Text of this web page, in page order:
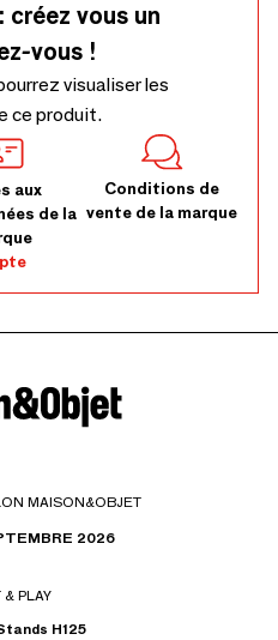
créez vous un
vous !
visualiser les
ce produit.
aux
de la
Conditions de
vente de la marque
MAISON&OBJET
2026
& PLAY
H125